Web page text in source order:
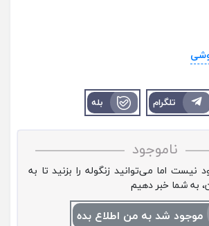
تلگرام بله
ناموجود
نیست اما می‌توانید زنگوله را بزنید تا به
شما خبر دهیم
موجود شد به من اطلاع بده